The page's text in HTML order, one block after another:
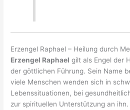
Erzengel Raphael – Heilung durch
Erzengel Raphael gilt als Engel der
der göttlichen Führung. Sein Name
viele Menschen wenden sich in
Lebenssituationen, bei
zur spirituellen Unterstützung an ihn.